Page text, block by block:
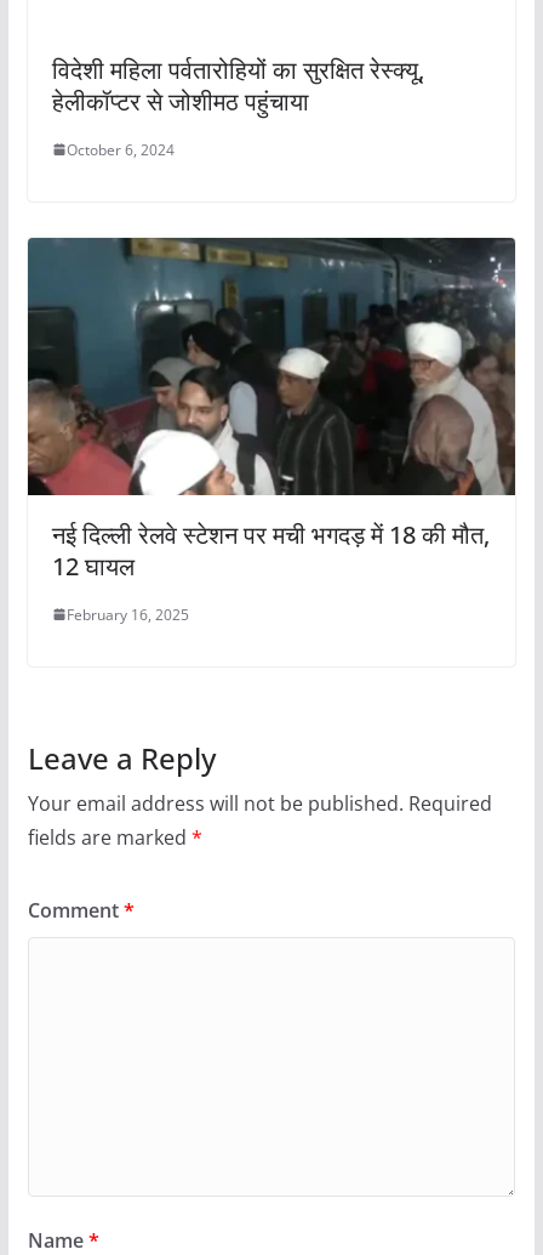
विदेशी महिला पर्वतारोहियों का सुरक्षित रेस्क्यू,
हेलीकॉप्टर से जोशीमठ पहुंचाया
October 6, 2024
नई दिल्ली रेलवे स्टेशन पर मची भगदड़ में 18 की मौत,
12 घायल
February 16, 2025
Leave a Reply
Your email address will not be published. Required
fields are marked *
Comment*
Name*